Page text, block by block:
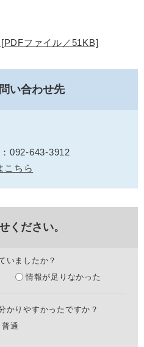
ファイル／51KB]
い合わせ先
092-643-3912
こちら
ください。
いましたか？
情報が足りなかった
かりやすかったですか？
普通